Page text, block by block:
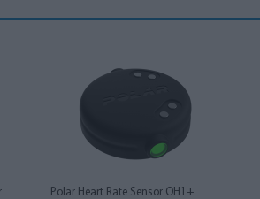
Polar Heart Rate Sensor OH1+